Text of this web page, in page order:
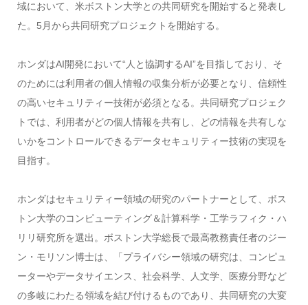
域において、米ボストン大学との共同研究を開始すると発表し
た。5月から共同研究プロジェクトを開始する。
ホンダはAI開発において“人と協調するAI”を目指しており、そ
のためには利用者の個人情報の収集分析が必要となり、信頼性
の高いセキュリティー技術が必須となる。共同研究プロジェク
トでは、利用者がどの個人情報を共有し、どの情報を共有しな
いかをコントロールできるデータセキュリティー技術の実現を
目指す。
ホンダはセキュリティー領域の研究のパートナーとして、ボス
トン大学のコンピューティング＆計算科学・工学ラフィク・ハ
リリ研究所を選出。ボストン大学総長で最高教務責任者のジー
ン・モリソン博士は、「プライバシー領域の研究は、コンピュ
ーターやデータサイエンス、社会科学、人文学、医療分野など
の多岐にわたる領域を結び付けるものであり、共同研究の大変